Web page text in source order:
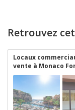
Retrouvez
Locaux
vente à Monaco